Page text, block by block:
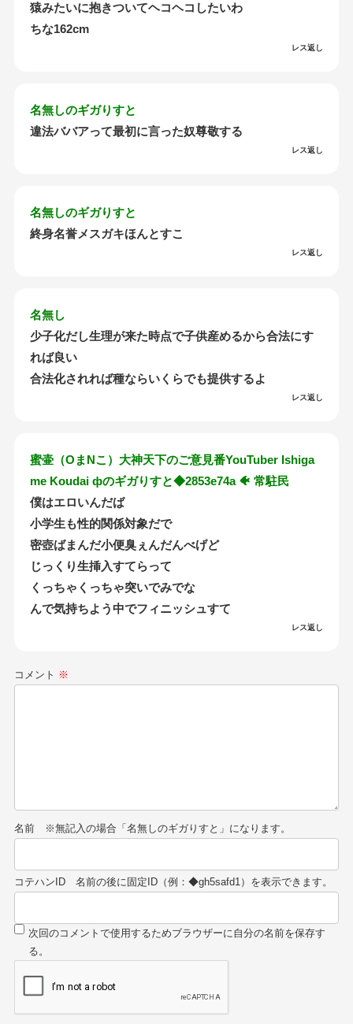
猿みたいに抱きついてヘコヘコしたいわ
ちな162cm
レス返し
名無しのギガりすと
違法ババアって最初に言った奴尊敬する
レス返し
名無しのギガりすと
終身名誉メスガキほんとすこ
レス返し
名無し
少子化だし生理が来た時点で子供産めるから合法にす
れば良い
合法化されれば種ならいくらでも提供するよ
レス返し
蜜壷（OまNこ）大神天下のご意見番YouTuber Ishiga
me Koudai фのギガりすと◆2853e74a 🐠 常駐民
僕はエロいんだば
小学生も性的関係対象だで
密壺ばまんだ小便臭ぇんだんべげど
じっくり生挿入すてらって
くっちゃくっちゃ突いでみでな
んで気持ちよう中でフィニッシュすて
レス返し
コメント ※
名前
コテハンID